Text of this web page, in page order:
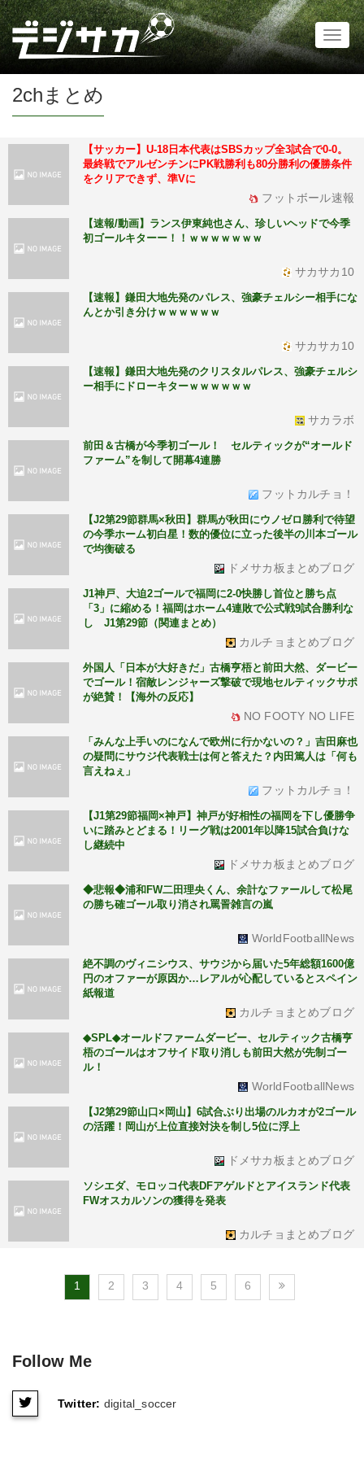
2chまとめ
【サッカー】U-18日本代表はSBSカップ全3試合で0-0。
最終戦でアルゼンチンにPK戦勝利も80分勝利の優勝条件
をクリアできず、準Vに
フットボール速報
【速報/動画】ランス伊東純也さん、珍しいヘッドで今季
初ゴールキターー！！ｗｗｗｗｗｗｗ
サカサカ10
【速報】鎌田大地先発のパレス、強豪チェルシー相手にな
んとか引き分けｗｗｗｗｗｗ
サカサカ10
【速報】鎌田大地先発のクリスタルパレス、強豪チェルシ
ー相手にドローキターｗｗｗｗｗｗ
サカラボ
前田＆古橋が今季初ゴール！ セルティックが“オールド
ファーム”を制して開幕4連勝
フットカルチョ！
【J2第29節群馬×秋田】群馬が秋田にウノゼロ勝利で待望
の今季ホーム初白星！数的優位に立った後半の川本ゴール
で均衡破る
ドメサカ板まとめブログ
J1神戸、大迫2ゴールで福岡に2-0快勝し首位と勝ち点
「3」に縮める！福岡はホーム4連敗で公式戦9試合勝利な
し J1第29節（関連まとめ）
カルチョまとめブログ
外国人「日本が大好きだ」古橋亨梧と前田大然、ダービー
でゴール！宿敵レンジャーズ撃破で現地セルティックサポ
が絶賛！【海外の反応】
NO FOOTY NO LIFE
「みんな上手いのになんで欧州に行かないの？」吉田麻也
の疑問にサウジ代表戦士は何と答えた？内田篤人は「何も
言えねぇ」
フットカルチョ！
【J1第29節福岡×神戸】神戸が好相性の福岡を下し優勝争
いに踏みとどまる！リーグ戦は2001年以降15試合負けな
し継続中
ドメサカ板まとめブログ
◆悲報◆浦和FW二田理央くん、余計なファールして松尾
の勝ち確ゴール取り消され罵詈雑言の嵐
WorldFootballNews
絶不調のヴィニシウス、サウジから届いた5年総額1600億
円のオファーが原因か…レアルが心配しているとスペイン
紙報道
カルチョまとめブログ
◆SPL◆オールドファームダービー、セルティック古橋亨
梧のゴールはオフサイド取り消しも前田大然が先制ゴー
ル！
WorldFootballNews
【J2第29節山口×岡山】6試合ぶり出場のルカオが2ゴール
の活躍！岡山が上位直接対決を制し5位に浮上
ドメサカ板まとめブログ
ソシエダ、モロッコ代表DFアゲルドとアイスランド代表
FWオスカルソンの獲得を発表
カルチョまとめブログ
1 2 3 4 5 6
Follow Me
Twitter: digital_soccer